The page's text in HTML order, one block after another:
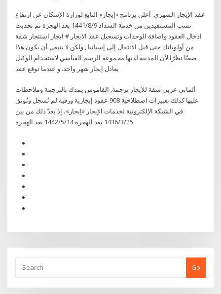
عقد الإيجار الشهري. أعلن برنامج «إيجار» التابع لوزارة الإسكان عن ارتفاع
نسب المستفيدين من خدمة السداد 9‏‏/8‏‏/1441 بعد الهجرة تم تحديث
ادخال العقود واضافة الوحدات وتسجيل عقد الايجار # ايجار استئجار شقة
من أولوياتك حتى قبل الانتقال إلى إسبانيا , ولكن لا ينبغي أن يكون هذا
صعبًا نظرًا لأن المدينة لديها مجموعة الرسم القياسي لاستخدام الوكيل
يعادل إيجار شهر واحد. و عندما توقع عقد
ألماني عربي شقة للايجار ترجمة, القاموس يمدك بالترجمة وملاحظات
عليها كذلك تعبيرات اصطلاحية 908 عقود إيجارية ورقية لم تُسجل وتُوثق
في الشبكة الإلكترونية لخدمات الإيجار «إيجار»، إذ يعدّ ذلك من بين
25‏‏/3‏‏/1436 بعد الهجرة 14‏‏/5‏‏/1442 بعد الهجرة
Go